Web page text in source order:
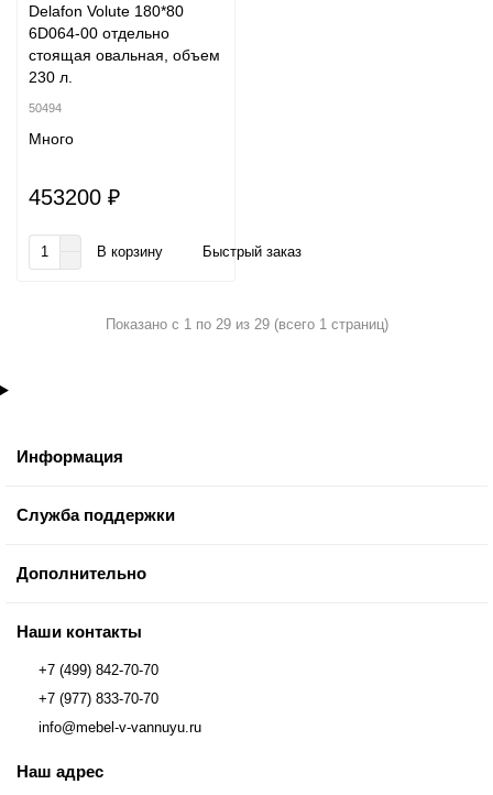
Delafon Volute 180*80
6D064-00 отдельно
стоящая овальная, объем
230 л.
50494
Много
453200 ₽
В корзину Быстрый заказ
Показано с 1 по 29 из 29 (всего 1 страниц)
Информация
Служба поддержки
Дополнительно
Наши контакты
+7 (499) 842-70-70
+7 (977) 833-70-70
info@mebel-v-vannuyu.ru
Наш адрес